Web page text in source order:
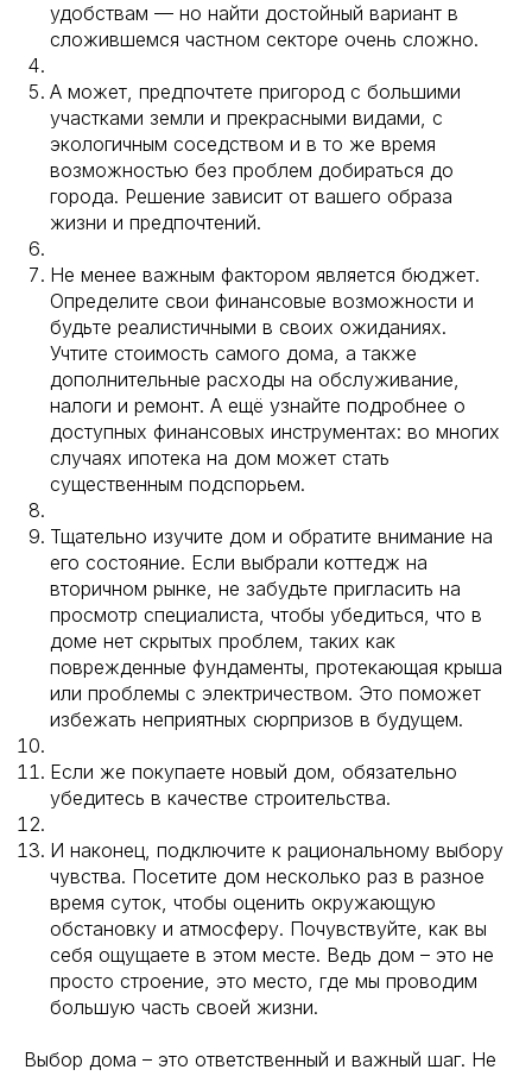
удобствам — но найти достойный вариант в
сложившемся частном секторе очень сложно.
А может, предпочтете пригород с большими
участками земли и прекрасными видами, с
экологичным соседством и в то же время
возможностью без проблем добираться до
города. Решение зависит от вашего образа
жизни и предпочтений.⠀
Не менее важным фактором является бюджет.
Определите свои финансовые возможности и
будьте реалистичными в своих ожиданиях.
Учтите стоимость самого дома, а также
дополнительные расходы на обслуживание,
налоги и ремонт. А ещё узнайте подробнее о
доступных финансовых инструментах: во многих
случаях ипотека на дом может стать
существенным подспорьем.⠀
Тщательно изучите дом и обратите внимание на
его состояние. Если выбрали коттедж на
вторичном рынке, не забудьте пригласить на
просмотр специалиста, чтобы убедиться, что в
доме нет скрытых проблем, таких как
поврежденные фундаменты, протекающая крыша
или проблемы с электричеством. Это поможет
избежать неприятных сюрпризов в будущем.
Если же покупаете новый дом, обязательно
убедитесь в качестве строительства.⠀
И наконец, подключите к рациональному выбору
чувства. Посетите дом несколько раз в разное
время суток, чтобы оценить окружающую
обстановку и атмосферу. Почувствуйте, как вы
себя ощущаете в этом месте. Ведь дом – это не
просто строение, это место, где мы проводим
большую часть своей жизни.⠀
Выбор дома – это ответственный и важный шаг. Не